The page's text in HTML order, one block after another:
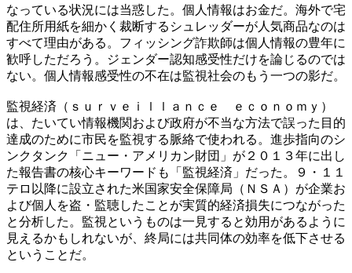
なっている状況には当惑した。個人情報はお金だ。海外で宅
配住所用紙を細かく裁断するシュレッダーが人気商品なのは
すべて理由がある。フィッシング詐欺師は個人情報の豊年に
歓呼しただろう。ジェンダー認知感受性だけを論じるのでは
ない。個人情報感受性の不在は監視社会のもう一つの影だ。
監視経済（ｓｕｒｖｅｉｌｌａｎｃｅ ｅｃｏｎｏｍｙ）
は、たいてい情報機関および政府が不当な方法で誤った目的
達成のために市民を監視する脈絡で使われる。進歩指向のシ
ンクタンク「ニュー・アメリカン財団」が２０１３年に出し
た報告書の核心キーワードも「監視経済」だった。９・１１
テロ以降に設立された米国家安全保障局（ＮＳＡ）が企業お
よび個人を盗・監聴したことが実質的経済損失につながった
と分析した。監視というものは一見すると効用があるように
見えるかもしれないが、終局には共同体の効率を低下させる
ということだ。